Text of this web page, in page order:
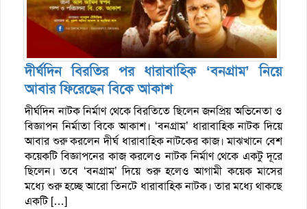
দীর্ঘদিন বিরতির পর ধারাবাহিক ‘বনগ্রাম’ নিয়ে
আবার ফিরেছেন বিকে আকাশ
দীর্ঘদিন নাটক নির্মাণ থেকে বিরতিতে ছিলেন জনপ্রিয় অভিনেতা ও
বিজ্ঞাপন নির্মাতা বিকে আকাশ। ‘বনগ্রাম’ ধারাবাহিক নাটক দিয়ে
আবার শুরু করলেন দীর্ঘ ধারাবাহিক নাটকের কাজ। মাঝখানে বেশ
কয়েকটি বিজ্ঞাপনের কাজ করলেও নাটক নির্মাণ থেকে একটু দূরে
ছিলেন। তবে ‘বনগ্রাম’ দিয়ে শুরু হলেও আগামী কয়েক মাসের
মধ্যে শুরু হচ্ছে আরো তিনটে ধারাবাহিক নাটক। তার মধ্যে থাকছে
একটি […]